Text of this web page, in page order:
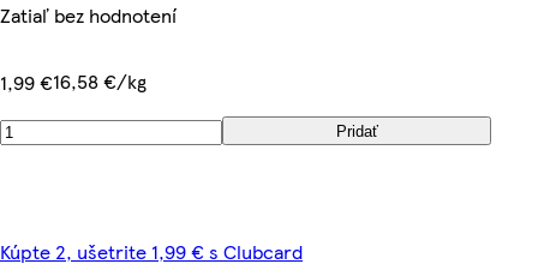
Zatiaľ bez hodnotení
1,99 €16,58 €/kg
Pridať
Kúpte 2, ušetrite 1,99 € s Clubcard